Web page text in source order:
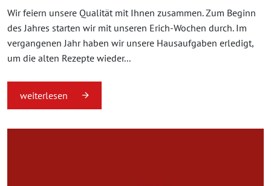
Wir feiern unsere Qualität mit Ihnen zusammen. Zum Beginn
des Jahres starten wir mit unseren Erich-Wochen durch. Im
vergangenen Jahr haben wir unsere Hausaufgaben erledigt,
um die alten Rezepte wieder...
weiterlesen